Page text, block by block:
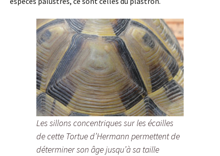
Les sillons concentriques sur les écailles
de cette Tortue d’Hermann permettent de
déterminer son âge jusqu’à sa taille